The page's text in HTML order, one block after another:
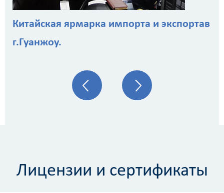
Китайская ярмарка импорта и экспортав
г.Гуанжоу.
Лицензии и сертификаты